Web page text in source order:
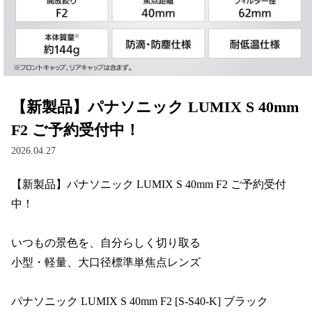
【新製品】パナソニック LUMIX S 40mm
F2 ご予約受付中！
2026.04.27
【新製品】パナソニック LUMIX S 40mm F2 ご予約受付
中！
いつもの景色を、自分らしく切り取る
小型・軽量、大口径標準単焦点レンズ
パナソニック LUMIX S 40mm F2 [S-S40-K] ブラック